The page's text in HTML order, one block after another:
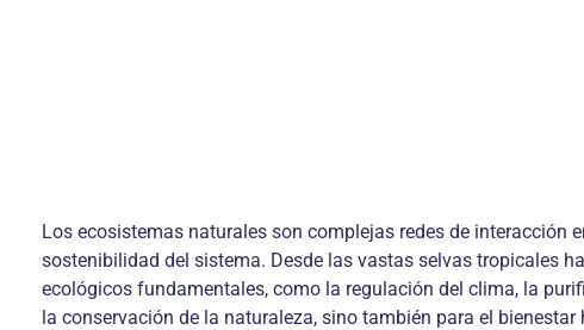
Los ecosistemas naturales son complejas redes de interacción
sostenibilidad del sistema. Desde las vastas selvas tropicales
ecológicos fundamentales, como la regulación del clima, la
la conservación de la naturaleza, sino también para el